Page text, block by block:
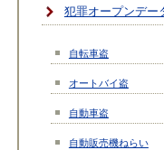
犯罪オープンデー
自転車盗
オートバイ盗
自動車盗
自動販売機ねらい